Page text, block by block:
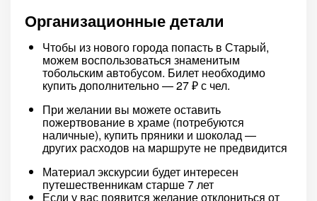
Организационные детали
Чтобы из нового города попасть в Старый,
можем воспользоваться знаменитым
тобольским автобусом. Билет необходимо
купить дополнительно — 27 ₽ с чел.
При желании вы можете оставить
пожертвование в храме (потребуются
наличные), купить пряники и шоколад —
других расходов на маршруте не предвидится
Материал экскурсии будет интересен
путешественникам старше 7 лет
Если у вас появится желание отклониться от